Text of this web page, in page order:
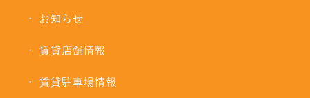
お知らせ
賃貸店舗情報
賃貸駐車場情報